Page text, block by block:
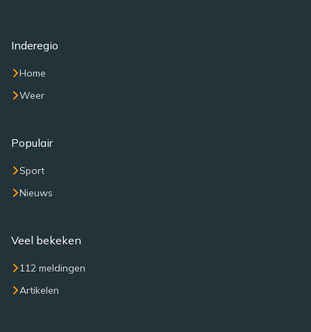
Inderegio
Home
Weer
Populair
Sport
Nieuws
Veel bekeken
112 meldingen
Artikelen